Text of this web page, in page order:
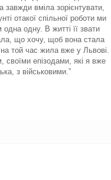
вміла зорієнтувати,
отакої спільної роботи ми
одну. В житті її звати
що хочу, щоб вона стала
на той час жила вже у Львові.
епізодами, які я вже
з військовими.”